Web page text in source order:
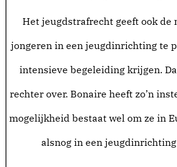
Het jeugdstrafrecht geeft ook de
jongeren in een jeugdinrichting te
intensieve begeleiding krijgen.
rechter over. Bonaire heeft zo’n
mogelijkheid bestaat wel om ze in
alsnog in een